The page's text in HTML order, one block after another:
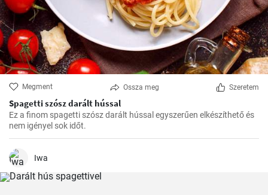
Megment Ossza meg Szeretem
Spagetti szósz darált hússal
Ez a finom spagetti szósz darált hússal egyszerűen elkészíthető és
nem igényel sok időt.
Iwa